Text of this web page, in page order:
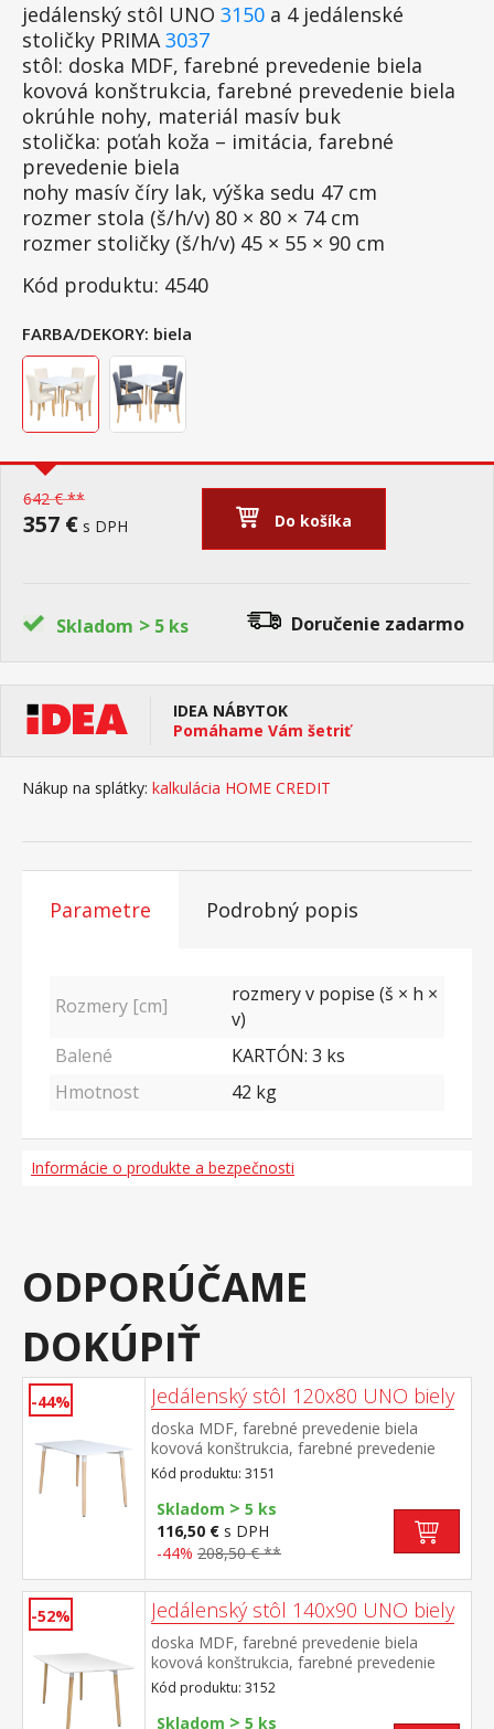
jedálenský stôl UNO 3150 a 4 jedálenské
stoličky PRIMA3037
stôl: doska MDF, farebné prevedenie biela
kovová konštrukcia, farebné prevedenie biela
okrúhle nohy, materiál masív buk
stolička: poťah koža – imitácia, farebné
prevedenie biela
nohy masív číry lak, výška sedu 47 cm
rozmer stola (š/h/v) 80 × 80 × 74 cm
rozmer stoličky (š/h/v) 45 × 55 × 90 cm
Kód produktu: 4540
FARBA/DEKORY: biela
642 € **
357 € s DPH Do košíka
Skladom > 5 ks Doručenie zadarmo
IDEA NÁBYTOK
Pomáhame Vám šetriť
Nákup na splátky: kalkulácia HOME CREDIT
Parametre Podrobný popis
Rozmery [cm]
rozmery v popise (š × h ×
v)
Balené
KARTÓN: 3 ks
Hmotnost
42 kg
Informácie o produkte a bezpečnosti
ODPORÚČAME
DOKÚPIŤ
-44% Jedálenský stôl 120x80 UNO biely
doska MDF, farebné prevedenie biela
kovová konštrukcia, farebné prevedenie
biela okrúhle nohy, materiál masív buk
nastaviteľné plastové klzáky s
pochrómovanou krytkou
Kód produktu: 3151
Skladom > 5 ks
116,50 € s DPH
-44% 208,50 € **
-52% Jedálenský stôl 140x90 UNO biely
doska MDF, farebné prevedenie biela
kovová konštrukcia, farebné prevedenie
biela okrúhle nohy, materiál masív buk
nastaviteľné plastové klzáky s
pochrómovanou krytkou
Kód produktu: 3152
Skladom > 5 ks